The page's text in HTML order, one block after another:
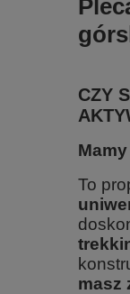
CZY
To
masz